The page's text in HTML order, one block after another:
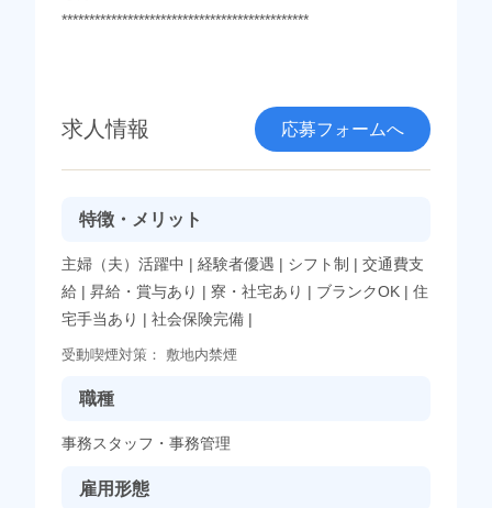
*********************************************
求人情報 応募フォームへ
特徴・メリット
主婦（夫）活躍中 | 経験者優遇 | シフト制 | 交通費支
給 | 昇給・賞与あり | 寮・社宅あり | ブランクOK | 住
宅手当あり | 社会保険完備 |
受動喫煙対策： 敷地内禁煙
職種
事務スタッフ・事務管理
雇用形態